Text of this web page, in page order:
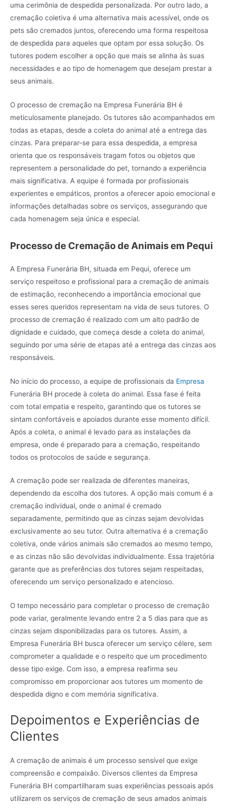
uma cerimônia de despedida personalizada. Por outro lado, a
cremação coletiva é uma alternativa mais acessível, onde os
pets são cremados juntos, oferecendo uma forma respeitosa
de despedida para aqueles que optam por essa solução. Os
tutores podem escolher a opção que mais se alinha às suas
necessidades e ao tipo de homenagem que desejam prestar a
seus animais.
O processo de cremação na Empresa Funerária BH é
meticulosamente planejado. Os tutores são acompanhados em
todas as etapas, desde a coleta do animal até a entrega das
cinzas. Para preparar-se para essa despedida, a empresa
orienta que os responsáveis tragam fotos ou objetos que
representem a personalidade do pet, tornando a experiência
mais significativa. A equipe é formada por profissionais
experientes e empáticos, prontos a oferecer apoio emocional e
informações detalhadas sobre os serviços, assegurando que
cada homenagem seja única e especial.
Processo de Cremação de Animais em Pequi
A Empresa Funerária BH, situada em Pequi, oferece um
serviço respeitoso e profissional para a cremação de animais
de estimação, reconhecendo a importância emocional que
esses seres queridos representam na vida de seus tutores. O
processo de cremação é realizado com um alto padrão de
dignidade e cuidado, que começa desde a coleta do animal,
seguindo por uma série de etapas até a entrega das cinzas aos
responsáveis.
No início do processo, a equipe de profissionais da Empresa
Funerária BH procede à coleta do animal. Essa fase é feita
com total empatia e respeito, garantindo que os tutores se
sintam confortáveis e apoiados durante esse momento difícil.
Após a coleta, o animal é levado para as instalações da
empresa, onde é preparado para a cremação, respeitando
todos os protocolos de saúde e segurança.
A cremação pode ser realizada de diferentes maneiras,
dependendo da escolha dos tutores. A opção mais comum é a
cremação individual, onde o animal é cremado
separadamente, permitindo que as cinzas sejam devolvidas
exclusivamente ao seu tutor. Outra alternativa é a cremação
coletiva, onde vários animais são cremados ao mesmo tempo,
e as cinzas não são devolvidas individualmente. Essa trajetória
garante que as preferências dos tutores sejam respeitadas,
oferecendo um serviço personalizado e atencioso.
O tempo necessário para completar o processo de cremação
pode variar, geralmente levando entre 2 a 5 dias para que as
cinzas sejam disponibilizadas para os tutores. Assim, a
Empresa Funerária BH busca oferecer um serviço célere, sem
comprometer a qualidade e o respeito que um procedimento
desse tipo exige. Com isso, a empresa reafirma seu
compromisso em proporcionar aos tutores um momento de
despedida digno e com memória significativa.
Depoimentos e Experiências de
Clientes
A cremação de animais é um processo sensível que exige
compreensão e compaixão. Diversos clientes da Empresa
Funerária BH compartilharam suas experiências pessoais após
utilizarem os serviços de cremação de seus amados animais